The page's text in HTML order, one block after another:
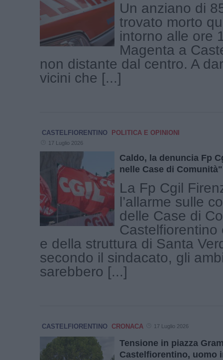
Un anziano di
trovato morto
intorno alle ore
Magenta a
non distante dal centro. A
vicini che [...]
CASTELFIORENTINO POLITICA E OPINIONI
17 Luglio 2026
Caldo, la denuncia Fp
nelle Case di Comunità"
La Fp Cgil
l’allarme sulle
delle Case di
Castelfiorentino
e della struttura di Santa
secondo il sindacato, gli
sarebbero [...]
CASTELFIORENTINO CRONACA 17 Luglio 2026
Tensione in piazza
Castelfiorentino, uomo